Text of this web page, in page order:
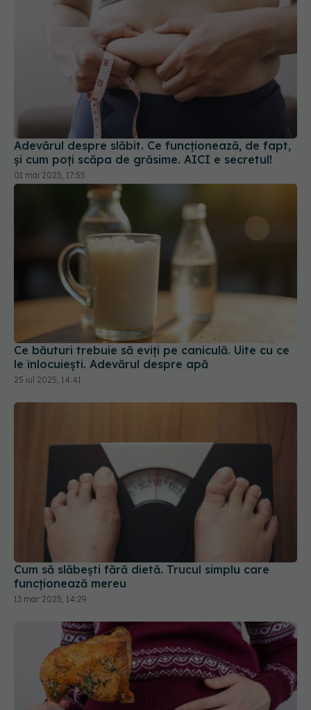
Adevărul despre slăbit. Ce funcționează, de fapt,
și cum poți scăpa de grăsime. AICI e secretul!
Ce băuturi trebuie să eviți pe caniculă. Uite cu ce
le înlocuiești. Adevărul despre apă
Cum să slăbești fără dietă. Trucul simplu care
funcționează mereu
13 mar 2025, 14:29